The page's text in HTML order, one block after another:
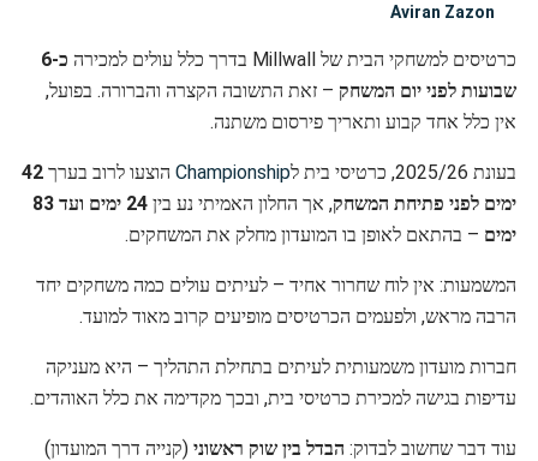
Aviran Zazon
כרטיסים למשחקי הבית של Millwall בדרך כלל עולים למכירה
כ-6
שבועות לפני יום המשחק – זאת התשובה הקצרה והברורה. בפועל,
אין כלל אחד קבוע ותאריך פירסום משתנה.
בעונת 2025/26, כרטיסי בית ל Championship הוצעו לרוב בערך 42
ימים לפני פתיחת המשחק, אך החלון האמיתי נע בין
24 ימים ועד 83
ימים – בהתאם לאופן בו המועדון מחלק את המשחקים.
המשמעות: אין לוח שחרור אחיד – לעיתים עולים כמה משחקים יחד
הרבה מראש, ולפעמים הכרטיסים מופיעים קרוב מאוד למועד.
חברות מועדון משמעותית לעיתים בתחילת התהליך – היא מעניקה
עדיפות בגישה למכירת כרטיסי בית, ובכך מקדימה את כלל האוהדים.
עוד דבר שחשוב לבדוק: הבדל בין שוק ראשוני (קנייה דרך המועדון)